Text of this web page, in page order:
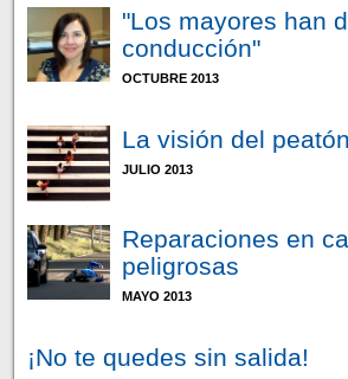
"Los mayores han
conducción"
OCTUBRE 2013
La visión del peatón
JULIO 2013
Reparaciones en
peligrosas
MAYO 2013
¡No te quedes sin salida!